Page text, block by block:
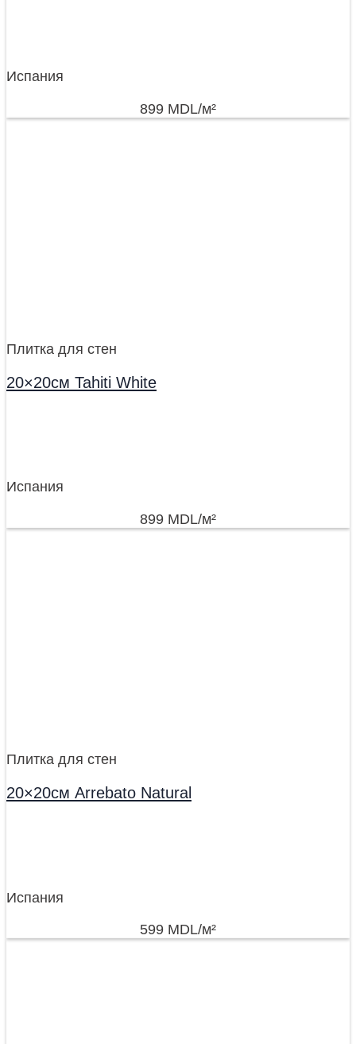
Испания
899 MDL/м²
Плитка для стен
20×20см Tahiti White
Испания
899 MDL/м²
Плитка для стен
20×20см Arrebato Natural
Испания
599 MDL/м²